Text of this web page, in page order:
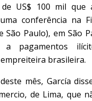
de US$ 100 mil que
conferência na
São Paulo), em São
a pagamentos
brasileira.
mês, García
de Lima, que